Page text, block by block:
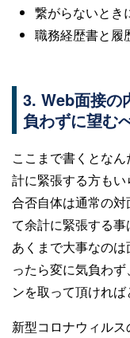
繋がらないとき
職務経歴書と履
3. Web面接の
負わずに望む
ここまで書くとな
計に緊張する方も
合否自体は通常の
て余計に緊張する事
あくまで大事なの
ったら変に気負わ
ンを取って頂ければ
新型コロナウィル